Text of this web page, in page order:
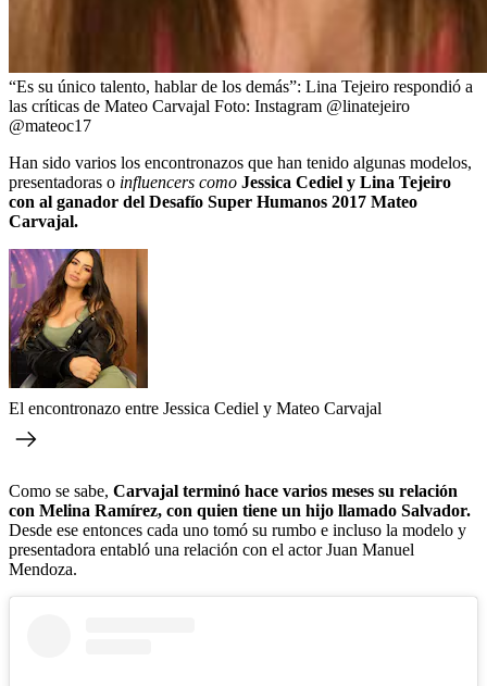
“Es su único talento, hablar de los demás”: Lina Tejeiro respondió a
las críticas de Mateo Carvajal Foto: Instagram @linatejeiro
@mateoc17
Han sido varios los encontronazos que han tenido algunas modelos,
presentadoras o influencers como Jessica Cediel y Lina Tejeiro
con al ganador del Desafío Super Humanos 2017 Mateo
Carvajal.
El encontronazo entre Jessica Cediel y Mateo Carvajal
Como se sabe, Carvajal terminó hace varios meses su relación
con Melina Ramírez, con quien tiene un hijo llamado Salvador.
Desde ese entonces cada uno tomó su rumbo e incluso la modelo y
presentadora entabló una relación con el actor Juan Manuel
Mendoza.